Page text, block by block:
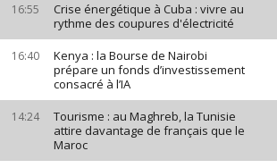
16:55
Crise énergétique à Cuba : vivre au
rythme des coupures d'électricité
16:40
Kenya : la Bourse de Nairobi
prépare un fonds d’investissement
consacré à l’IA
14:24
Tourisme : au Maghreb, la Tunisie
attire davantage de français que le
Maroc